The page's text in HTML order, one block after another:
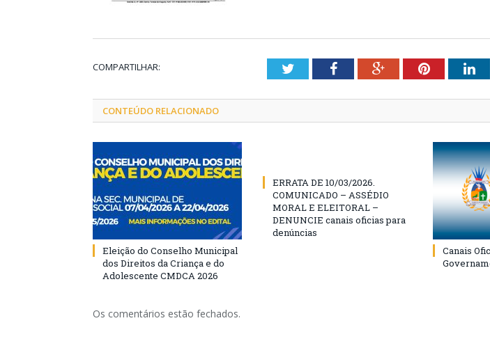
COMPARTILHAR: TwitterFacebookGoogle+Pinterest
CONTEÚDO RELACIONADO
Eleição do Conselho Municipal
dos Direitos da Criança e do
Adolescente CMDCA 2026
ERRATA DE 10/03/2026.
COMUNICADO – ASSÉDIO
MORAL E ELEITORAL –
DENUNCIE canais oficias para
denúncias
Canais
Os comentários estão fechados.